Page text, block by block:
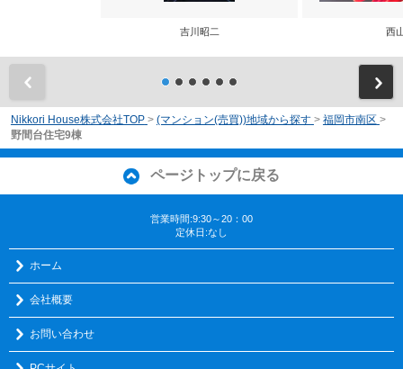
吉川昭二 西
Nikkori House株式会社TOP > (マンション(売買))地域から探す > 福岡市南区 >
野間台住宅9棟
ページトップに戻る
営業時間:9:30～20：00
定休日:なし
ホーム
会社概要
お問い合わせ